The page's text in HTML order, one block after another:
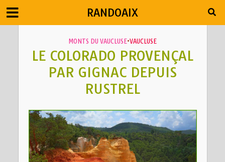
RANDOAIX
MONTS DU VAUCLUSE•VAUCLUSE
LE COLORADO PROVENÇAL
PAR GIGNAC DEPUIS
RUSTREL